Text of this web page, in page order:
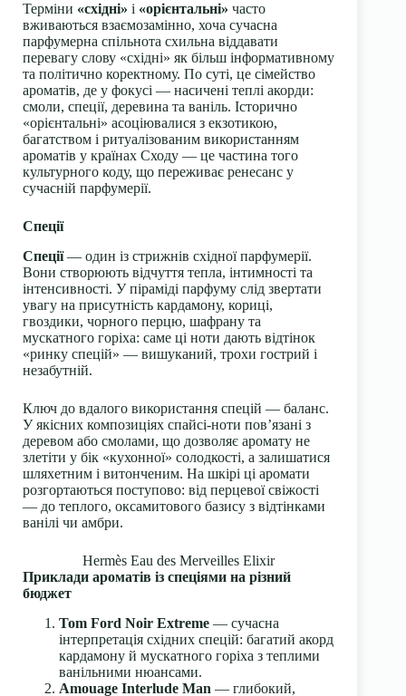
Терміни «східні» і «орієнтальні» часто
вживаються взаємозамінно, хоча сучасна
парфумерна спільнота схильна віддавати
перевагу слову «східні» як більш інформативному
та політично коректному. По суті, це сімейство
ароматів, де у фокусі — насичені теплі акорди:
смоли, спеції, деревина та ваніль. Історично
«орієнтальні» асоціювалися з екзотикою,
багатством і ритуалізованим використанням
ароматів у країнах Сходу — це частина того
культурного коду, що переживає ренесанс у
сучасній парфумерії.
Спеції
Спеції— один із стрижнів східної парфумерії.
Вони створюють відчуття тепла, інтимності та
інтенсивності. У піраміді парфуму слід звертати
увагу на присутність кардамону, кориці,
гвоздики, чорного перцю, шафрану та
мускатного горіха: саме ці ноти дають відтінок
«ринку спецій» — вишуканий, трохи гострий і
незабутній.
Ключ до вдалого використання спецій — баланс.
У якісних композиціях спайсі-ноти повʼязані з
деревом або смолами, що дозволяє аромату не
злетіти у бік «кухонної» солодкості, а залишатися
шляхетним і витонченим. На шкірі ці аромати
розгортаються поступово: від перцевої свіжості
— до теплого, оксамитового базису з відтінками
ванілі чи амбри.
Hermès Eau des Merveilles Elixir
Приклади ароматів із спеціями на різний
бюджет
Tom Ford Noir Extreme — сучасна
інтерпретація східних спецій: багатий акорд
кардамону й мускатного горіха з теплими
ванільними нюансами.
Amouage Interlude Man — глибокий,